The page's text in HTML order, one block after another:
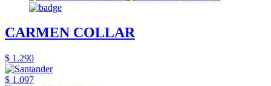
CARMEN COLLAR
$ 1.290
$ 1.097